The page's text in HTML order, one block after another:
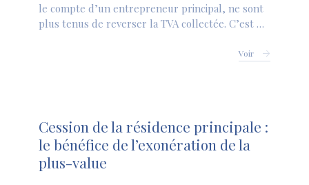
le compte d’un entrepreneur principal, ne sont
plus tenus de reverser la TVA collectée. C’est …
Voir
Cession de la résidence principale :
le bénéfice de l’exonération de la
plus-value